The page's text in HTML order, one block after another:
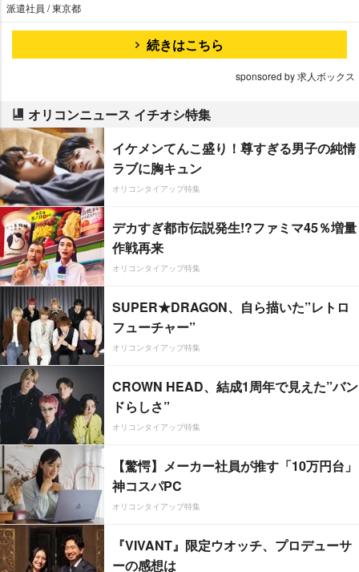
派遣社員 / 東京都
続きはこちら
sponsored by 求人ボックス
オリコンニュース イチオシ特集
イケメンてんこ盛り！尊すぎる男子の純情
ラブに胸キュン
オリコンタイアップ特集
デカすぎ都市伝説発生!?ファミマ45％増量
作戦再来
オリコンタイアップ特集
SUPER★DRAGON、自ら描いた”レトロ
フューチャー”
オリコンタイアップ特集
CROWN HEAD、結成1周年で見えた”バン
ドらしさ”
オリコンタイアップ特集
【驚愕】メーカー社員が推す「10万円台」
神コスパPC
オリコンタイアップ特集
『VIVANT』限定ウオッチ、プロデューサ
ーの感想は